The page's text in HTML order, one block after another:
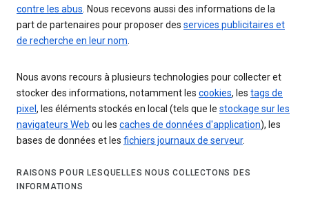
contre les abus. Nous recevons aussi des informations de la
part de partenaires pour proposer des services publicitaires et
de recherche en leur nom.
Nous avons recours à plusieurs technologies pour collecter et
stocker des informations, notamment les cookies, les tags de
pixel , les éléments stockés en local (tels que le stockage sur les
navigateurs Web ou les caches de données d'application), les
bases de données et les fichiers journaux de serveur.
RAISONS POUR LESQUELLES NOUS COLLECTONS DES
INFORMATIONS